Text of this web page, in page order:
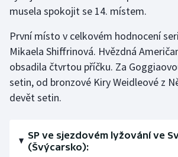
Stolní tenis
Triatlon
Veslování
Vodní slalom
Ostatní
musela spokojit se 14. místem.
První místo v celkovém hodnocení
Mikaela Shiffrinová. Hvězdná
obsadila čtvrtou příčku. Za
setin, od bronzové Kiry Weidleové z
devět setin.
SP ve sjezdovém lyžování ve
(Švýcarsko):